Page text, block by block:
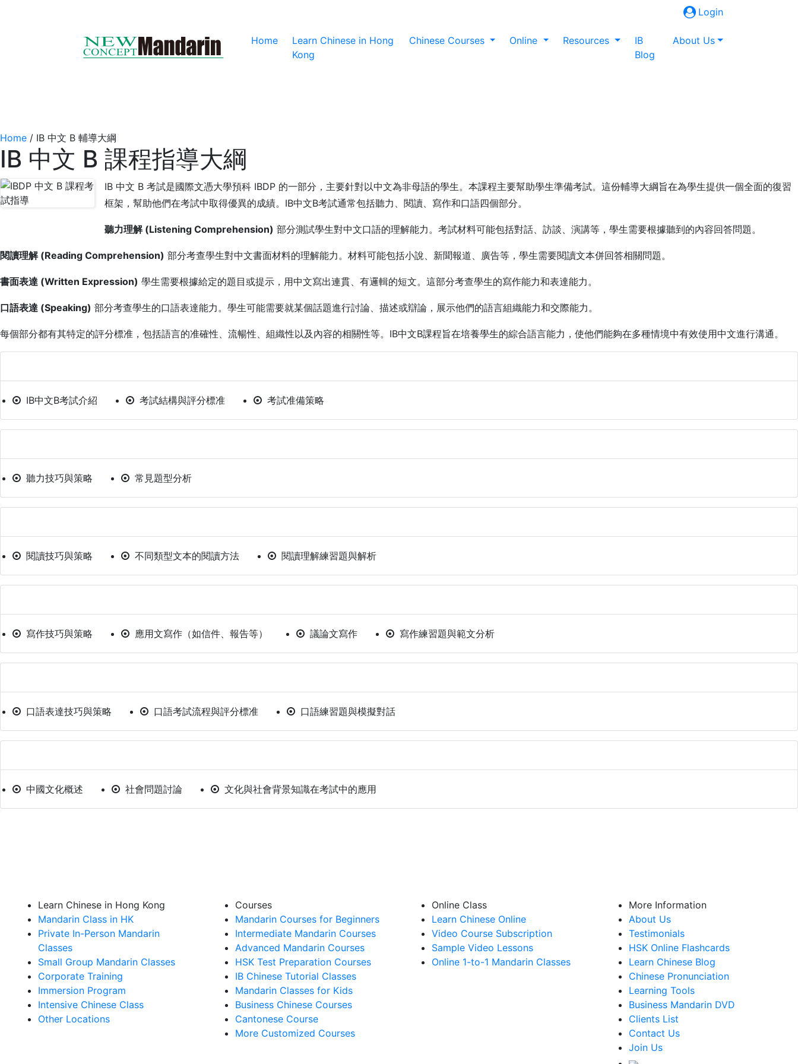
Login
Home(current)
Learn Chinese in Hong
Kong
Chinese Courses Online Resources
IB
Blog
About Us
Home / IB 中文 B 輔導大綱
IB 中文 B 課程指導大綱
IB 中文 B 考試是國際文憑大學預科 IBDP 的一部分，主要針對以中文為非母語的學生。本課程主要幫助學生準備考試。這份輔導大綱旨在為學生提供一個全面的復習
框架，幫助他們在考試中取得優異的成績。IB中文B考試通常包括聽力、閱讀、寫作和口語四個部分。
聽力理解 (Listening Comprehension) 部分測試學生對中文口語的理解能力。考試材料可能包括對話、訪談、演講等，學生需要根據聽到的內容回答問題。
閱讀理解 (Reading Comprehension) 部分考查學生對中文書面材料的理解能力。材料可能包括小說、新聞報道、廣告等，學生需要閱讀文本併回答相關問題。
書面表達 (Written Expression) 學生需要根據給定的題目或提示，用中文寫出連貫、有邏輯的短文。這部分考查學生的寫作能力和表達能力。
口語表達 (Speaking) 部分考查學生的口語表達能力。學生可能需要就某個話題進行討論、描述或辯論，展示他們的語言組織能力和交際能力。
每個部分都有其特定的評分標准，包括語言的准確性、流暢性、組織性以及內容的相關性等。IB中文B課程旨在培養學生的綜合語言能力，使他們能夠在多種情境中有效使用中文進行溝通。
IB中文B考試介紹 考試結構與評分標准 考試准備策略
聽力技巧與策略 常見題型分析
閱讀技巧與策略 不同類型文本的閱讀方法 閱讀理解練習題與解析
寫作技巧與策略 應用文寫作（如信件、報告等） 議論文寫作 寫作練習題與範文分析
口語表達技巧與策略 口語考試流程與評分標准 口語練習題與模擬對話
中國文化概述 社會問題討論 文化與社會背景知識在考試中的應用
Learn Chinese in Hong Kong
Mandarin Class in HK
Private In-Person Mandarin
Classes
Small Group Mandarin Classes
Corporate Training
Immersion Program
Intensive Chinese Class
Other Locations
Courses
Mandarin Courses for Beginners
Intermediate Mandarin Courses
Advanced Mandarin Courses
HSK Test Preparation Courses
IB Chinese Tutorial Classes
Mandarin Classes for Kids
Business Chinese Courses
Cantonese Course
More Customized Courses
Online Class
Learn Chinese Online
Video Course Subscription
Sample Video Lessons
Online 1-to-1 Mandarin Classes
More Information
About Us
Testimonials
HSK Online Flashcards
Learn Chinese Blog
Chinese Pronunciation
Learning Tools
Business Mandarin DVD
Clients List
Contact Us
Join Us